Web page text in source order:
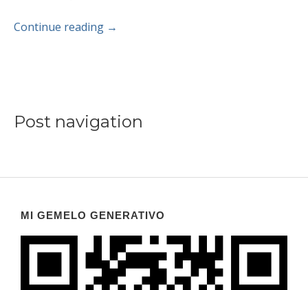
Continue reading →
Post navigation
MI GEMELO GENERATIVO